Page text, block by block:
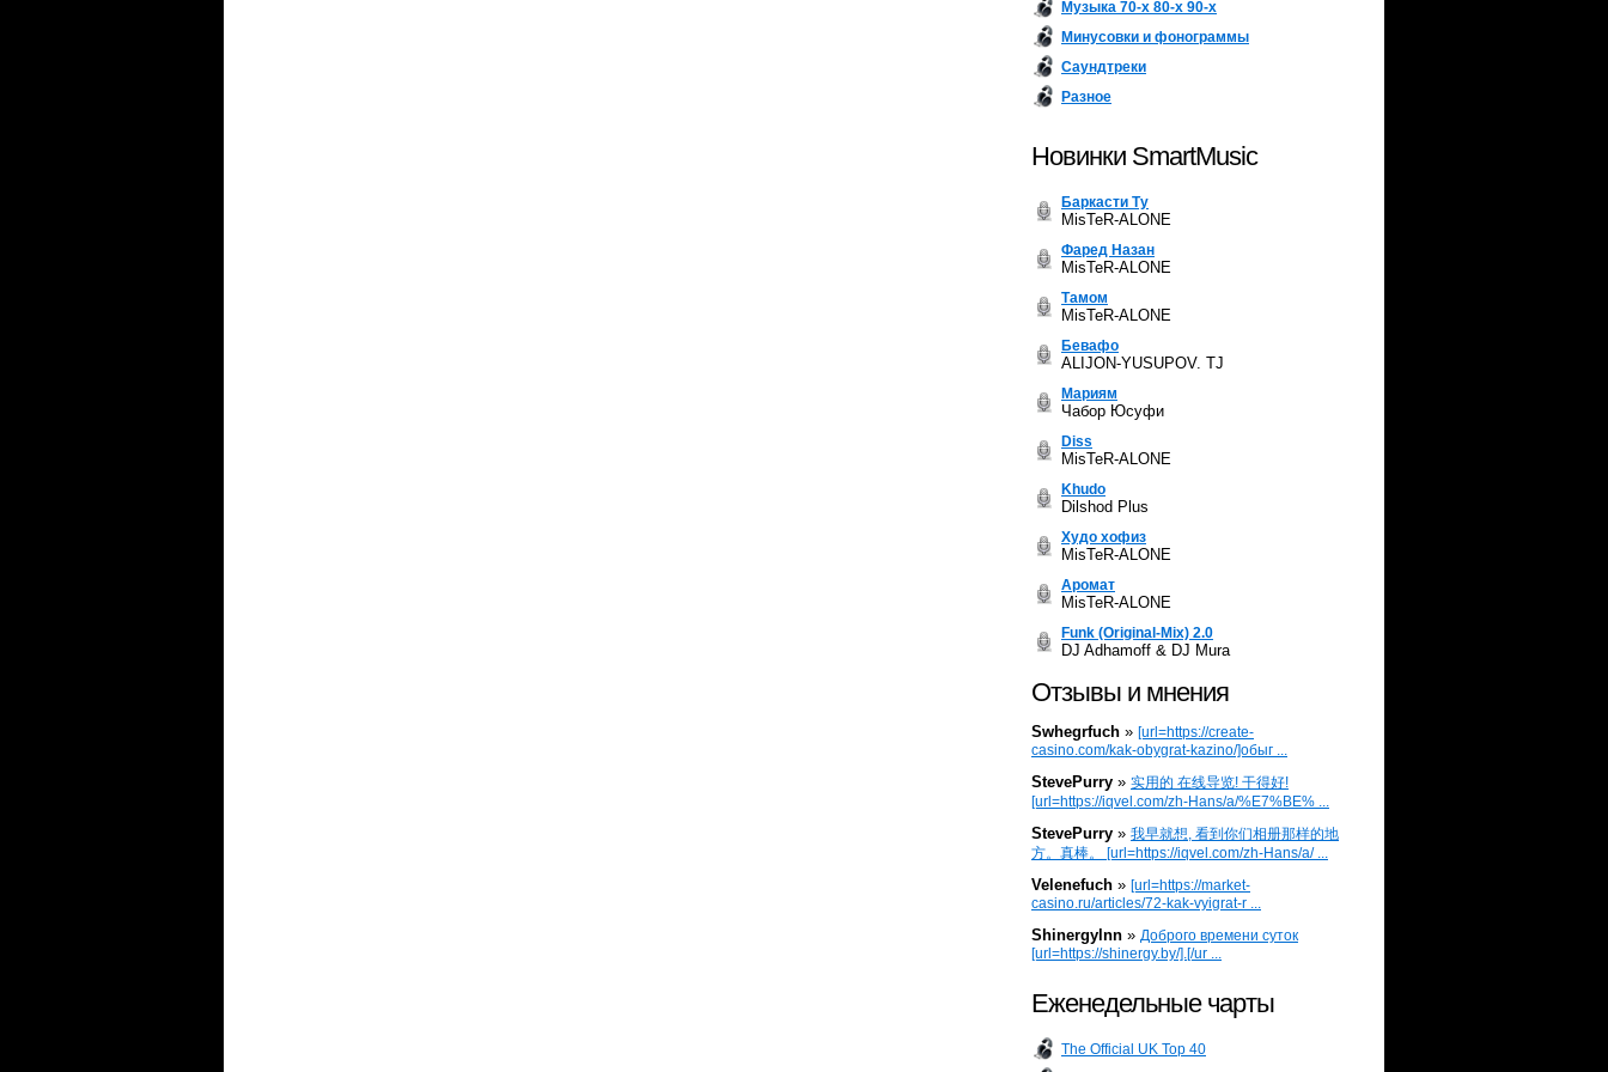
Музыка 70-х 80-х 90-х
Минусовки и фонограммы
Саундтреки
Разное
Новинки SmartMusic
Баркасти Ту
MisTeR-ALONE
Фаред Назан
MisTeR-ALONE
Тамом
MisTeR-ALONE
Бевафо
ALIJON-YUSUPOV. TJ
Мариям
Чабор Юсуфи
Diss
MisTeR-ALONE
Khudo
Dilshod Plus
Худо хофиз
MisTeR-ALONE
Аромат
MisTeR-ALONE
Funk (Original-Mix) 2.0
DJ Adhamoff & DJ Mura
Отзывы и мнения
Swhegrfuch » [url=https://create-
casino.com/kak-obygrat-kazino/]обыг ...
StevePurry » 实用的 在线导览! 干得好!
[url=https://iqvel.com/zh-Hans/a/%E7%BE% ...
StevePurry » 我早就想, 看到你们相册那样的地
方。真棒。 [url=https://iqvel.com/zh-Hans/a/ ...
Velenefuch » [url=https://market-
casino.ru/articles/72-kak-vyigrat-r ...
Shinergylnn » Доброго времени суток
[url=https://shinergy.by/].[/ur ...
Еженедельные чарты
The Official UK Top 40